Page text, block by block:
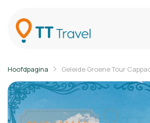
Hoofdpagina Geleide Groene Tour